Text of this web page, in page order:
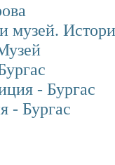
музей.
- Бургас
- Бургас